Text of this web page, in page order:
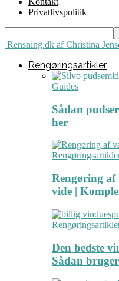
Privatlivspolitik
Rensning.dk af Christina
Rengøringsartikler
Guides
Sådan
her
Rengøring af
vide |
Den bedste
Sådan